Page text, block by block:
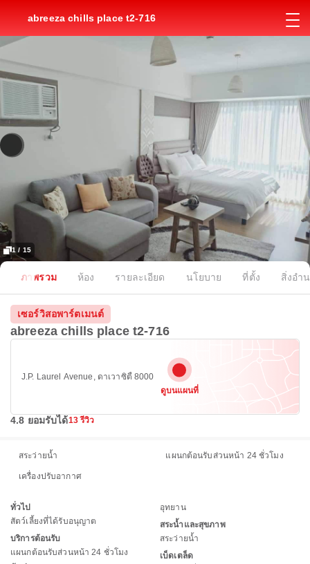
abreeza chills place t2-716
1 / 15
ภาพรวม ห้อง รายละเอียด นโยบาย ที่ตั้ง สิ่งอำ
เซอร์วิสอพาร์ตเมนต์
abreeza chills place t2-716
J.P. Laurel Avenue, ดาเวาซิตี้ 8000
ดูบนแผนที่
4.8 ยอมรับได้13 รีวิว
สระว่ายน้ำ แผนกต้อนรับส่วนหน้า 24 ชั่วโมง
เครื่องปรับอากาศ
ทั่วไป
สัตว์เลี้ยงที่ได้รับอนุญาต
บริการต้อนรับ
แผนกต้อนรับส่วนหน้า 24 ชั่วโมง
อุทยาน
สระน้ำและสุขภาพ
สระว่ายน้ำ
เบ็ดเตล็ด